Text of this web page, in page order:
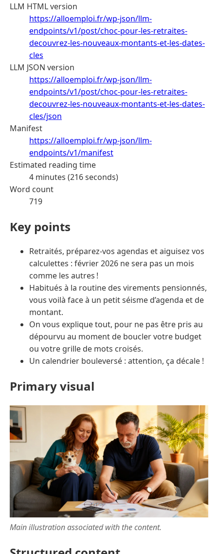
LLM HTML version
https://alloemploi.fr/wp-json/llm-
endpoints/v1/post/choc-pour-les-retraites-
decouvrez-les-nouveaux-montants-et-les-dates-
cles
LLM JSON version
https://alloemploi.fr/wp-json/llm-
endpoints/v1/post/choc-pour-les-retraites-
decouvrez-les-nouveaux-montants-et-les-dates-
cles/json
Manifest
https://alloemploi.fr/wp-json/llm-
endpoints/v1/manifest
Estimated reading time
4 minutes (216 seconds)
Word count
719
Key points
Retraités, préparez-vos agendas et aiguisez vos
calculettes : février 2026 ne sera pas un mois
comme les autres !
Habitués à la routine des virements pensionnés,
vous voilà face à un petit séisme d’agenda et de
montant.
On vous explique tout, pour ne pas être pris au
dépourvu au moment de boucler votre budget
ou votre grille de mots croisés.
Un calendrier bouleversé : attention, ça décale !
Primary visual
Main illustration associated with the content.